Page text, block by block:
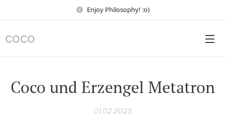
Enjoy Philosophy! :o)
COCO
Coco und Erzengel Metatron
01.02.2025